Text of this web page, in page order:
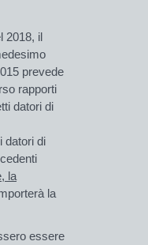
2018, il
prevede
rapporti
datori di
datori di
la
la
essere